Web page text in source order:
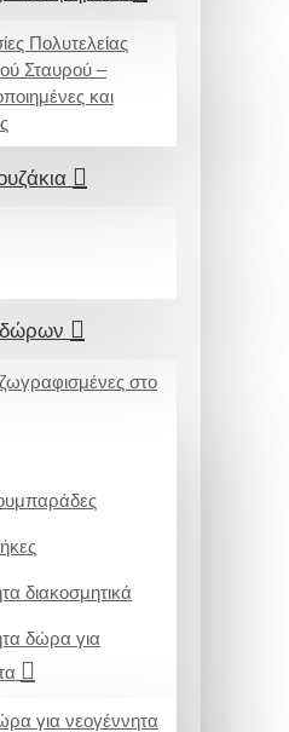
Πολυτελείας
Σταυρού –
και
δώρων
στο
διακοσμητικά
δώρα για
για νεογέννητα